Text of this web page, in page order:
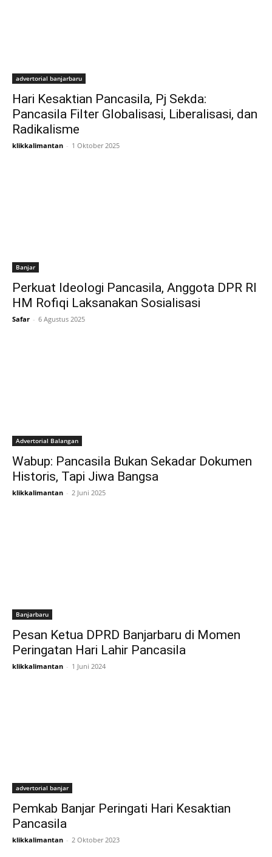
advertorial banjarbaru
Hari Kesaktian Pancasila, Pj Sekda:
Pancasila Filter Globalisasi, Liberalisasi, dan
Radikalisme
klikkalimantan - 1 Oktober 2025
Banjar
Perkuat Ideologi Pancasila, Anggota DPR RI
HM Rofiqi Laksanakan Sosialisasi
Safar - 6 Agustus 2025
Advertorial Balangan
Wabup: Pancasila Bukan Sekadar Dokumen
Historis, Tapi Jiwa Bangsa
klikkalimantan - 2 Juni 2025
Banjarbaru
Pesan Ketua DPRD Banjarbaru di Momen
Peringatan Hari Lahir Pancasila
klikkalimantan - 1 Juni 2024
advertorial banjar
Pemkab Banjar Peringati Hari Kesaktian
Pancasila
klikkalimantan - 2 Oktober 2023